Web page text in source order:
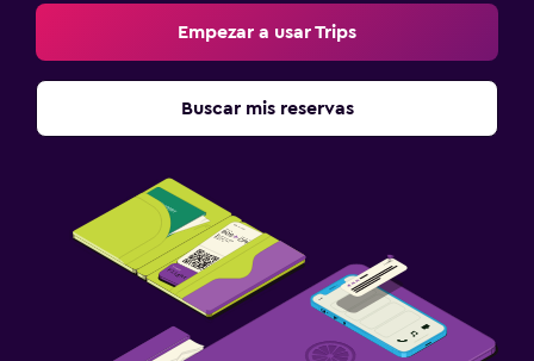
Empezar a usar Trips
Buscar mis reservas